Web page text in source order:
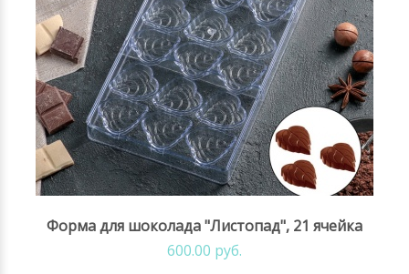
Форма для шоколада "Листопад", 21 ячейка
600.00 руб.